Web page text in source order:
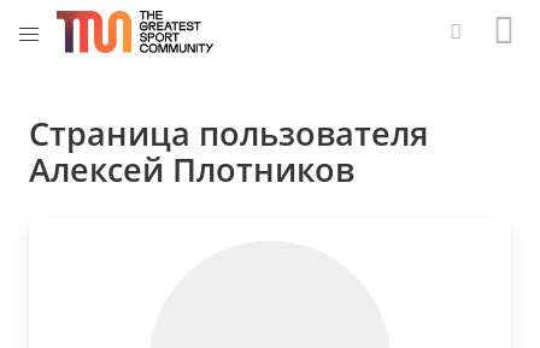
Страница пользователя
Алексей Плотников